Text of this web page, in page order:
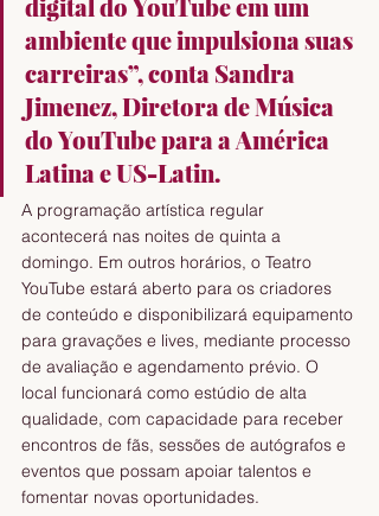
digital do YouTube em um
ambiente que impulsiona suas
carreiras”, conta Sandra
Jimenez, Diretora de Música
do YouTube para a América
Latina e US-Latin.
A programação artística regular
acontecerá nas noites de quinta a
domingo. Em outros horários, o Teatro
YouTube estará aberto para os criadores
de conteúdo e disponibilizará equipamento
para gravações e lives, mediante processo
de avaliação e agendamento prévio. O
local funcionará como estúdio de alta
qualidade, com capacidade para receber
encontros de fãs, sessões de autógrafos e
eventos que possam apoiar talentos e
fomentar novas oportunidades.